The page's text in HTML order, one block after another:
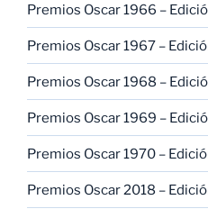
Premios Oscar 1966 –
Premios Oscar 1967 –
Premios Oscar 1968 –
Premios Oscar 1969 –
Premios Oscar 1970 –
Premios Oscar 2018 –